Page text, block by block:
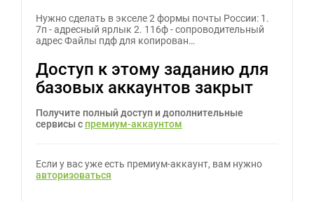
Нужно сделать в экселе 2 формы почты России: 1.
7п - адресный ярлык 2. 116ф - сопроводительный
адрес Файлы пдф для копирован…
Доступ к этому заданию для
базовых аккаунтов закрыт
Получите полный доступ и дополнительные
сервисы с премиум-аккаунтом
Если у вас уже есть премиум-аккаунт, вам нужно
авторизоваться